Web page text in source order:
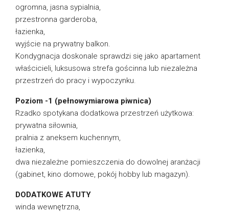
ogromna, jasna sypialnia,
przestronna garderoba,
łazienka,
wyjście na prywatny balkon.
Kondygnacja doskonale sprawdzi się jako apartament
właścicieli, luksusowa strefa gościnna lub niezależna
przestrzeń do pracy i wypoczynku.
Poziom -1 (pełnowymiarowa piwnica)
Rzadko spotykana dodatkowa przestrzeń użytkowa:
prywatna siłownia,
pralnia z aneksem kuchennym,
łazienka,
dwa niezależne pomieszczenia do dowolnej aranżacji
(gabinet, kino domowe, pokój hobby lub magazyn).
DODATKOWE ATUTY
winda wewnętrzna,